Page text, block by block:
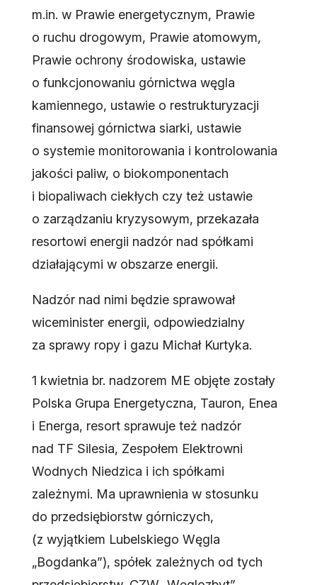
m.in. w Prawie energetycznym, Prawie
o ruchu drogowym, Prawie atomowym,
Prawie ochrony środowiska, ustawie
o funkcjonowaniu górnictwa węgla
kamiennego, ustawie o restrukturyzacji
finansowej górnictwa siarki, ustawie
o systemie monitorowania i kontrolowania
jakości paliw, o biokomponentach
i biopaliwach ciekłych czy też ustawie
o zarządzaniu kryzysowym, przekazała
resortowi energii nadzór nad spółkami
działającymi w obszarze energii.
Nadzór nad nimi będzie sprawował
wiceminister energii, odpowiedzialny
za sprawy ropy i gazu Michał Kurtyka.
1 kwietnia br. nadzorem ME objęte zostały
Polska Grupa Energetyczna, Tauron, Enea
i Energa, resort sprawuje też nadzór
nad TF Silesia, Zespołem Elektrowni
Wodnych Niedzica i ich spółkami
zależnymi. Ma uprawnienia w stosunku
do przedsiębiorstw górniczych,
(z wyjątkiem Lubelskiego Węgla
„Bogdanka”), spółek zależnych od tych